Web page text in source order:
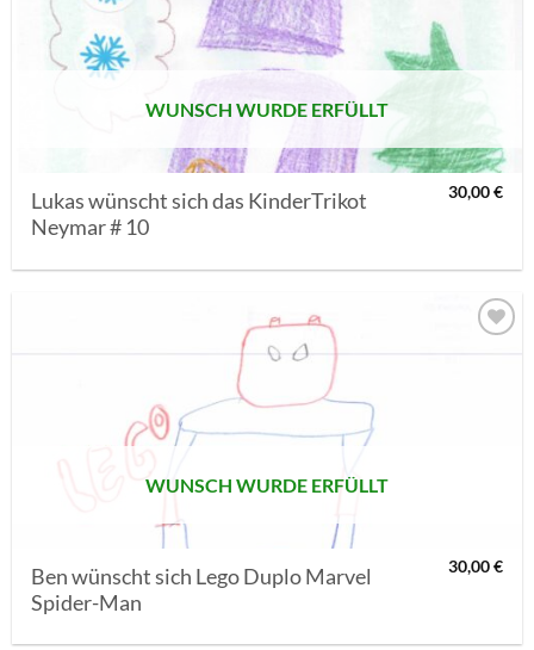
SETZEN
WUNSCH WURDE ERFÜLLT
Lukas wünscht sich das KinderTrikot
Neymar # 10
30,00€
WUNSCH WURDE ERFÜLLT
Ben wünscht sich Lego Duplo Marvel
Spider-Man
30,00€